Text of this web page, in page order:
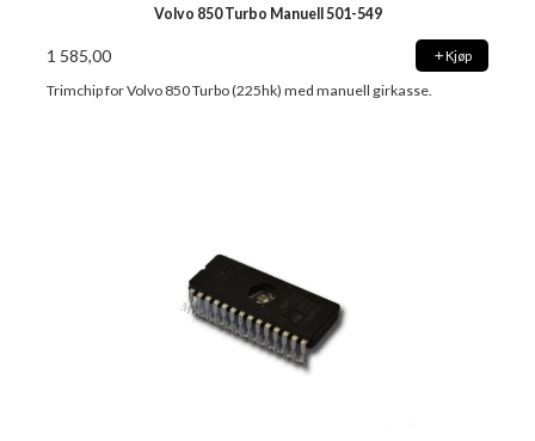
Volvo 850 Turbo Manuell 501-549
1 585,00 Kjøp
Trimchip for Volvo 850 Turbo (225hk) med manuell girkasse.